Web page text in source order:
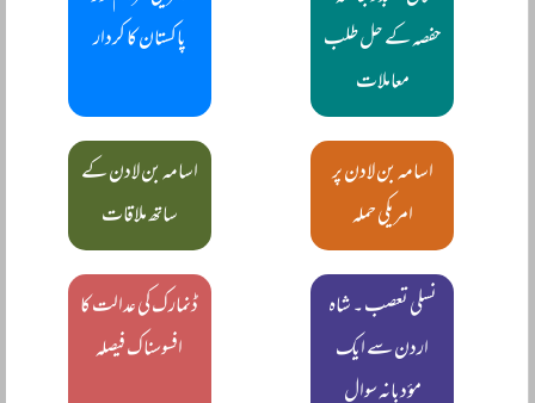
حفصہ کے حل طلب
معاملات
پاکستان کا کردار
اسامہ بن لادن پر
امریکی حملہ
اسامہ بن لادن کے
ساتھ ملاقات
نسلی تعصب ۔ شاہ
اردن سے ایک
مؤدبانہ سوال
ڈنمارک کی عدالت کا
افسوسناک فیصلہ